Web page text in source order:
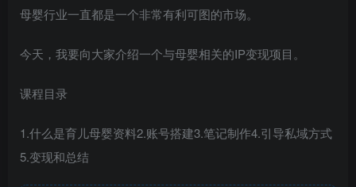
母婴行业一直都是一个非常有利可图的市场。
今天，我要向大家介绍一个与母婴相关的IP变现项目。
课程目录
1.什么是育儿母婴资料2.账号搭建3.笔记制作4.引导私域方式
5.变现和总结